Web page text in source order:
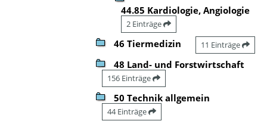
44.85 Kardiologie, Angiologie
2 Einträge
46 Tiermedizin 11 Einträge
48 Land- und Forstwirtschaft
156 Einträge
50 Technik allgemein
44 Einträge